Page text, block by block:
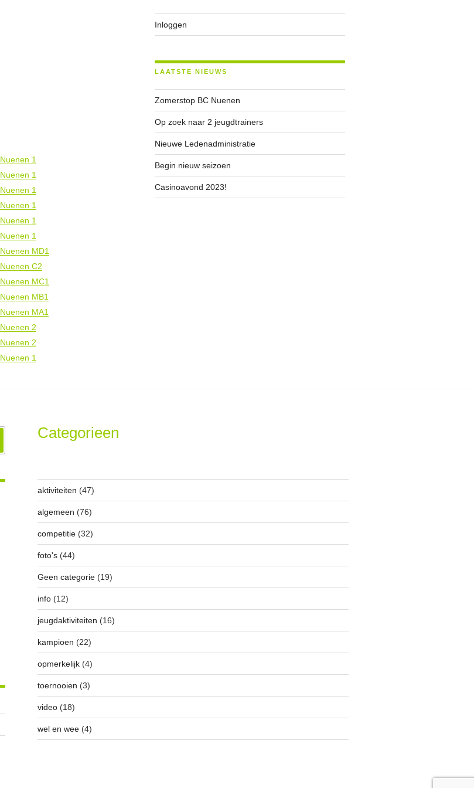
Nuenen 1
Nuenen 1
Nuenen 1
Nuenen 1
Nuenen 1
Nuenen 1
Nuenen MD1
Nuenen C2
Nuenen MC1
Nuenen MB1
Nuenen MA1
Nuenen 2
Nuenen 2
Nuenen 1
Inloggen
LAATSTE NIEUWS
Zomerstop BC Nuenen
Op zoek naar 2 jeugdtrainers
Nieuwe Ledenadministratie
Begin nieuw seizoen
Casinoavond 2023!
Categorieen
aktiviteiten (47)
algemeen (76)
competitie(32)
foto's(44)
Geen categorie(19)
info(12)
jeugdaktiviteiten (16)
kampioen (22)
opmerkelijk(4)
toernooien (3)
video(18)
wel en wee(4)